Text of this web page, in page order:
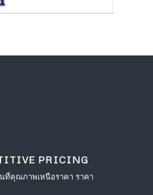
PRICING
ที่คุณภาพเหนือราคา ราคา